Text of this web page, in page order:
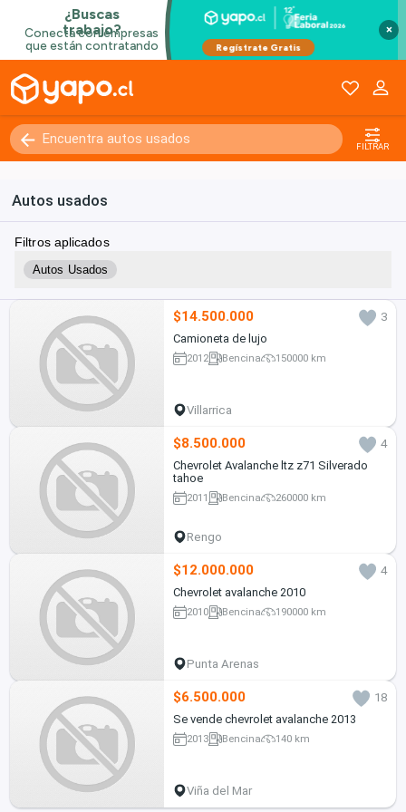
×
FILTRAR
Autos usados
Filtros aplicados
Autos Usados
$14.500.000
3
Camioneta de lujo
2012 Bencina 150000 km
Villarrica
$8.500.000
4
Chevrolet Avalanche ltz z71 Silverado
tahoe
2011 Bencina 260000 km
Rengo
$12.000.000
4
Chevrolet avalanche 2010
2010 Bencina 190000 km
Punta Arenas
$6.500.000
18
Se vende chevrolet avalanche 2013
2013 Bencina 140 km
Viña del Mar